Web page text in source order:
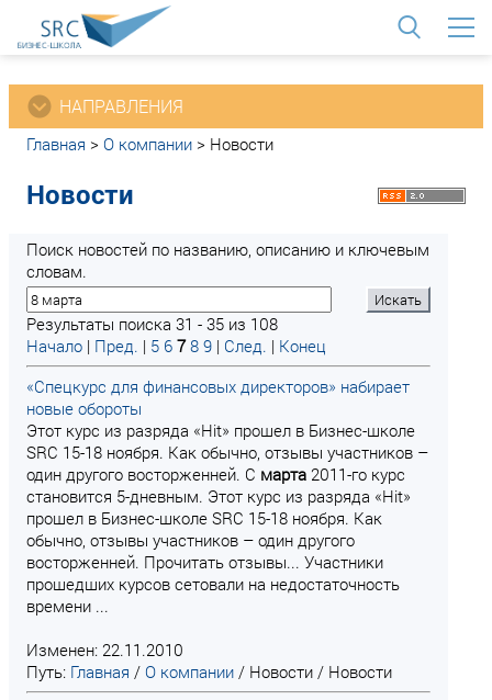
НАПРАВЛЕНИЯ
Главная > О компании > Новости
Новости
Поиск новостей по названию, описанию и ключевым
словам.
Результаты поиска 31 - 35 из 108
Начало | Пред. | 5 6 7 8 9 | След. | Конец
«Спецкурс для финансовых директоров» набирает
новые обороты
Этот курс из разряда «Hit» прошел в Бизнес-школе
SRC 15-18 ноября. Как обычно, отзывы участников –
один другого восторженней. С марта 2011-го курс
становится 5-дневным. Этот курс из разряда «Hit»
прошел в Бизнес-школе SRC 15-18 ноября. Как
обычно, отзывы участников – один другого
восторженней. Прочитать отзывы... Участники
прошедших курсов сетовали на недостаточность
времени ...
Изменен: 22.11.2010
Путь: Главная / О компании / Новости / Новости